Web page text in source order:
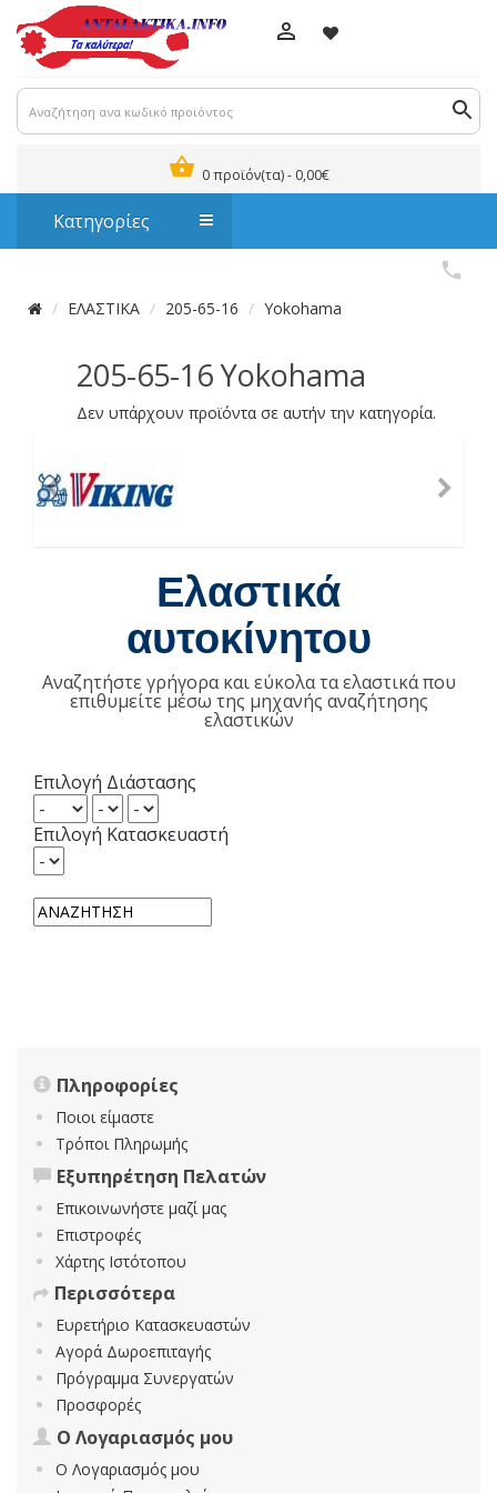
0 προϊόν(τα) - 0,00€
Κατηγορίες
ΕΛΑΣΤΙΚΑ 205-65-16 Yokohama
205-65-16 Yokohama
Δεν υπάρχουν προϊόντα σε αυτήν την κατηγορία.
Ελαστικά
αυτοκίνητου
Αναζητήστε γρήγορα και εύκολα τα ελαστικά που
επιθυμείτε μέσω της μηχανής αναζήτησης
ελαστικών
Επιλογή Διάστασης
Επιλογή Κατασκευαστή
Πληροφορίες
Ποιοι είμαστε
Τρόποι Πληρωμής
Εξυπηρέτηση Πελατών
Επικοινωνήστε μαζί μας
Επιστροφές
Χάρτης Ιστότοπου
Περισσότερα
Ευρετήριο Κατασκευαστών
Αγορά Δωροεπιταγής
Πρόγραμμα Συνεργατών
Προσφορές
Ο Λογαριασμός μου
Ο Λογαριασμός μου